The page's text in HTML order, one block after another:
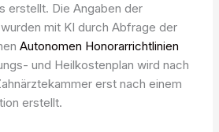
erstellt. Die Angaben der
mit KI durch Abfrage der
Autonomen Honorarrichtlinien
und Heilkostenplan wird nach
erst nach einem
erstellt.